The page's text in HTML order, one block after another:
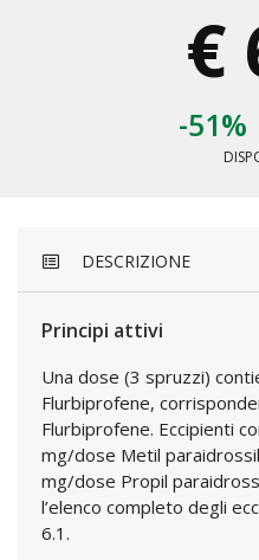
€
-51%
DESCRIZIONE
Principi attivi
Una dose (3 spruzzi)
Flurbiprofene,
Flurbiprofene. Eccipienti
mg/dose Metil
mg/dose Propil
l’elenco completo degli
6.1.